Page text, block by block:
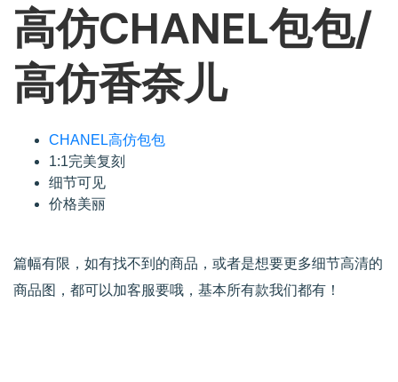
高仿CHANEL包包/
高仿香奈儿
CHANEL高仿包包
1:1完美复刻
细节可见
价格美丽
篇幅有限，如有找不到的商品，或者是想要更多细节高清的
商品图，都可以加客服要哦，基本所有款我们都有！